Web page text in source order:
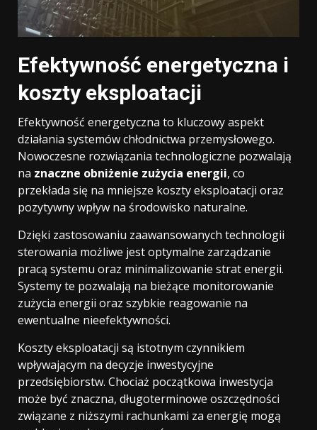
Efektywność energetyczna i
koszty eksploatacji
Efektywność energetyczna to kluczowy aspekt
działania systemów chłodnictwa przemysłowego.
Nowoczesne rozwiązania technologiczne pozwalają
na znaczne obniżenie zużycia energii, co
przekłada się na mniejsze koszty eksploatacji oraz
pozytywny wpływ na środowisko naturalne.
Dzięki zastosowaniu zaawansowanych technologii
sterowania możliwe jest optymalne zarządzanie
pracą systemu oraz minimalizowanie strat energii.
Systemy te pozwalają na bieżące monitorowanie
zużycia energii oraz szybkie reagowanie na
ewentualne nieefektywności.
Koszty eksploatacji są istotnym czynnikiem
wpływającym na decyzje inwestycyjne
przedsiębiorstw. Chociaż początkowa inwestycja
może być znaczna, długoterminowe oszczędności
związane z niższymi rachunkami za energię mogą